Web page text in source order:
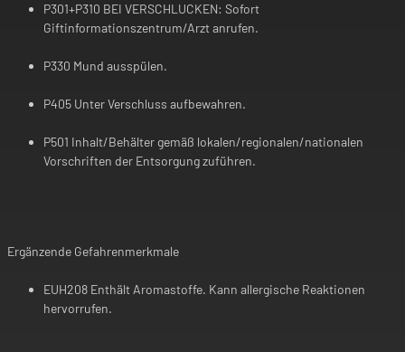
P301+P310 BEI VERSCHLUCKEN: Sofort
Giftinformationszentrum/Arzt anrufen.
P330 Mund ausspülen.
P405 Unter Verschluss aufbewahren.
P501 Inhalt/Behälter gemäß lokalen/regionalen/nationalen
Vorschriften der Entsorgung zuführen.
Ergänzende Gefahrenmerkmale
EUH208 Enthält Aromastoffe. Kann allergische Reaktionen
hervorrufen.